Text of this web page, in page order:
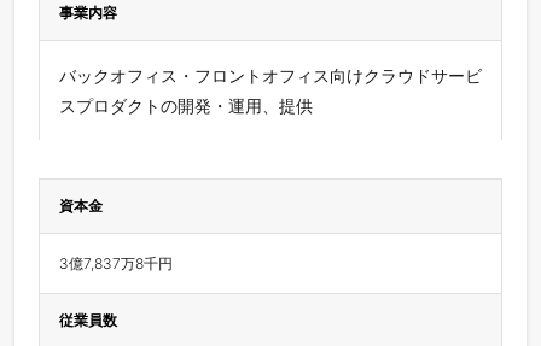
事業内容
バックオフィス・フロントオフィス向けクラウドサービ
スプロダクトの開発・運用、提供
資本金
3億7,837万8千円
従業員数